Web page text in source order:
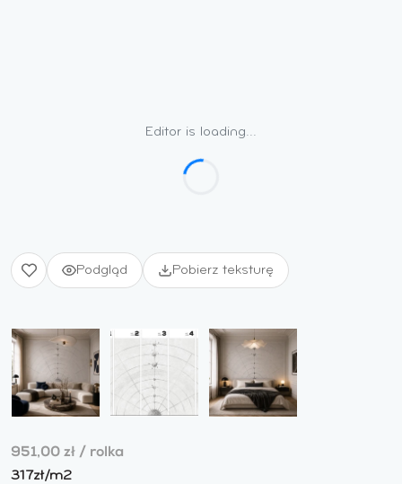
Podgląd Pobierz teksturę
951,00 zł / rolka
317zł/m2